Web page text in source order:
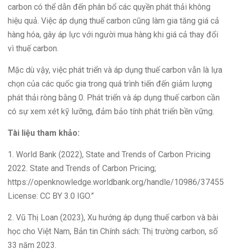
carbon có thể dẫn đến phân bổ các quyền phát thải không
hiệu quả. Việc áp dụng thuế carbon cũng làm gia tăng giá cả
hàng hóa, gây áp lực với người mua hàng khi giá cả thay đổi
vì thuế carbon.
Mặc dù vậy, việc phát triển và áp dụng thuế carbon vẫn là lựa
chọn của các quốc gia trong quá trình tiến đến giảm lượng
phát thải ròng bằng 0. Phát triển và áp dụng thuế carbon cần
có sự xem xét kỹ lưỡng, đảm bảo tính phát triển bền vững.
Tài liệu tham khảo:
1. World Bank (2022), State and Trends of Carbon Pricing
2022. State and Trends of Carbon Pricing;
https://openknowledge.worldbank.org/handle/10986/37455
License: CC BY 3.0 IGO.”
2. Vũ Thị Loan (2023), Xu hướng áp dụng thuế carbon và bài
học cho Việt Nam, Bản tin Chính sách: Thị trường carbon, số
33 năm 2023.